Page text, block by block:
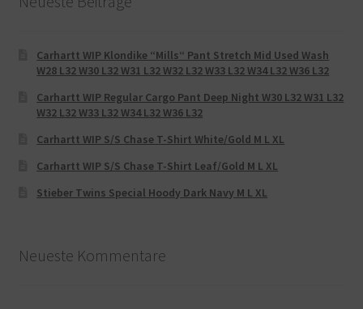
Carhartt WIP Klondike “Mills“ Pant Stretch Mid Used Wash
W28 L32 W30 L32 W31 L32 W32 L32 W33 L32 W34 L32 W36 L32
Carhartt WIP Regular Cargo Pant Deep Night W30 L32 W31 L32
W32 L32 W33 L32 W34 L32 W36 L32
Carhartt WIP S/S Chase T-Shirt White/Gold M L XL
Carhartt WIP S/S Chase T-Shirt Leaf/Gold M L XL
Stieber Twins Special Hoody Dark Navy M L XL
Neueste Kommentare